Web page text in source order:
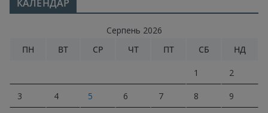
КАЛЕНДАР
Серпень 2026
ПН
ВТ СР ЧТ ПТ СБ НД
1 2
3 4 5 6 7 8 9